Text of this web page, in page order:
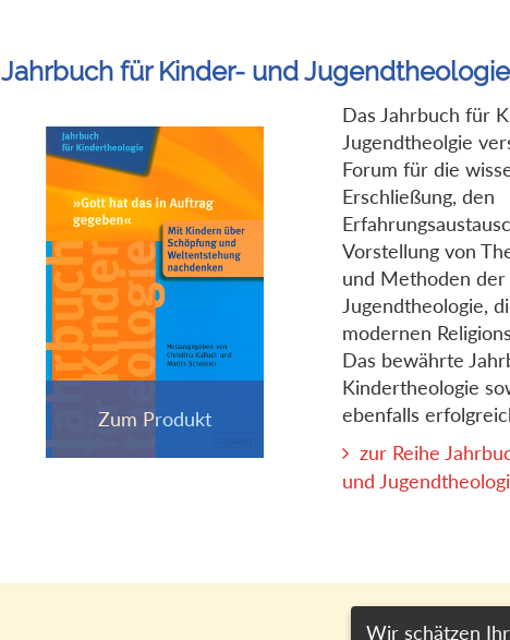
Jahrbuch für Kinder- und Jugendtheologie
Das Jahrbuch für
Jugendtheolgie
Forum für die
Erschließung, den
Vorstellung von
und Methoden
Jugendtheologie,
modernen
Das bewährte
Kindertheologie
ebenfalls
zur Reihe
und
Wir schätzen